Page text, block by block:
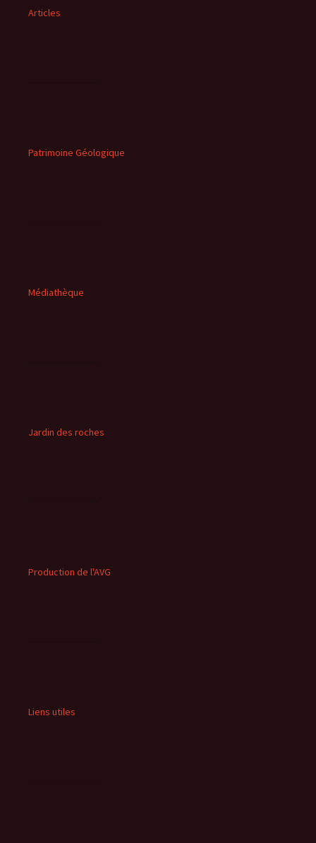
Articles
Patrimoine Géologique
Médiathèque
Jardin des roches
Production de l'AVG
Liens utiles